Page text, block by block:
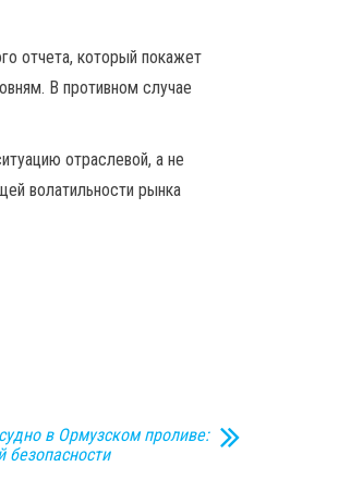
отчета, который покажет
В противном случае
отраслевой, а не
волатильности рынка
в Ормузском проливе:
безопасности